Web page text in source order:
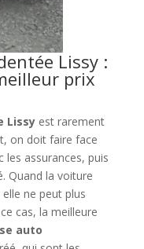
Lissy :
prix
Lissyest rarement
on doit faire face
les assurances, puis
Quand la voiture
ne peut plus
cas, la meilleure
auto